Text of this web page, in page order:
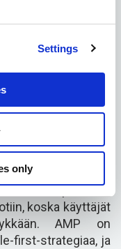
Settings
only
liikennelähde-
2018), kuten
Statcounter
on kasvanut
verkkosivustosi
mobiilikäyttäjien
tärkeämpää kuin
koska käyttäjät
AMP on
first-strategiaa, ja